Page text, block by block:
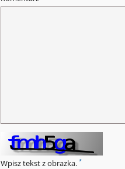
Wpisz tekst z obrazka. *